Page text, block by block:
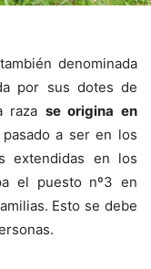
denominada
por sus dotes de
raza se origina en
a ser en los
extendidas en los
el puesto nº3 en
Esto se debe